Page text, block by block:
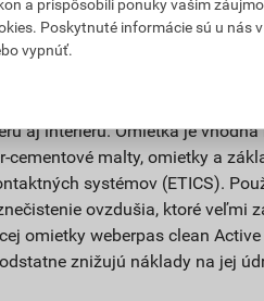
stavby pred
stvárnenie nových fasád alebo
na jadrovej omietke. Je
tepelnoizolačných
aj interiéru. Omietka je
cementové malty, omietky a
systémov (ETICS).
ovzdušia, ktoré veľmi
omietky weberpas clean
znižujú náklady na jej
a prispôsobili ponuky vašim
Poskytnuté informácie sú u nás
vypnúť.